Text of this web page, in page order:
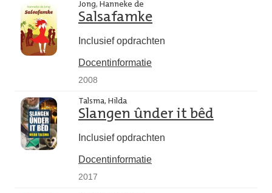
Jong, Hanneke de
Salsafamke
Inclusief opdrachten
Docentinformatie
2008
Talsma, Hilda
Slangen ûnder it bêd
Inclusief opdrachten
Docentinformatie
2017